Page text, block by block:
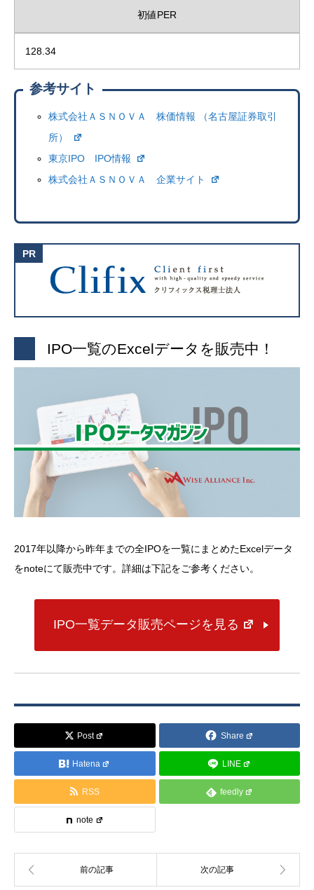
初値PER
128.34
参考サイト
株式会社ＡＳＮＯＶＡ 株価情報 （名古屋証券取引
所）
東京IPO IPO情報
株式会社ＡＳＮＯＶＡ 企業サイト
IPO一覧のExcelデータを販売中！
2017年以降から昨年までの全IPOを一覧にまとめたExcelデータ
をnoteにて販売中です。詳細は下記をご参考ください。
IPO一覧データ販売ページを見る
Post Share
Hatena LINE
RSS feedly
note